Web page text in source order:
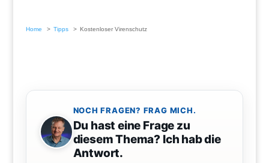
Home Tipps Kostenloser Virenschutz
NOCH FRAGEN? FRAG MICH.
Du hast eine Frage zu
diesem Thema? Ich hab die
Antwort.